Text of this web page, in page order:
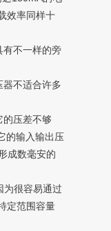
效率同样十
不一样的旁
不适合许多
压差不够
的输入输出压
成数毫安的
很容易通过
定范围容量